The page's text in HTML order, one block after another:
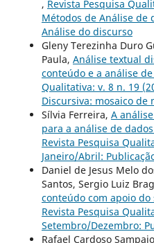
, Revista Pesquisa
Métodos de Análise de
Análise do discurso
Gleny Terezinha Duro
Paula, Análise textual
conteúdo e a análise
Qualitativa: v. 8 n. 19
Discursiva: mosaico de
Sílvia Ferreira, A
para a análise de
Revista Pesquisa
Janeiro/Abril:
Daniel de Jesus Melo
Santos, Sergio Luiz
conteúdo com apoio
Revista Pesquisa
Setembro/Dezembro:
Rafael Cardoso